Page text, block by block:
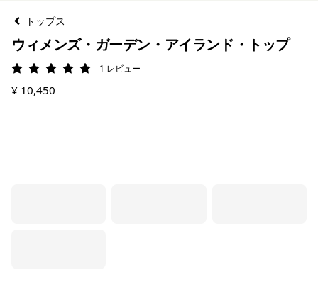
トップス
ウィメンズ・ガーデン・アイランド・トップ
評価: 5 / 5 1 レビュー
¥ 10,450